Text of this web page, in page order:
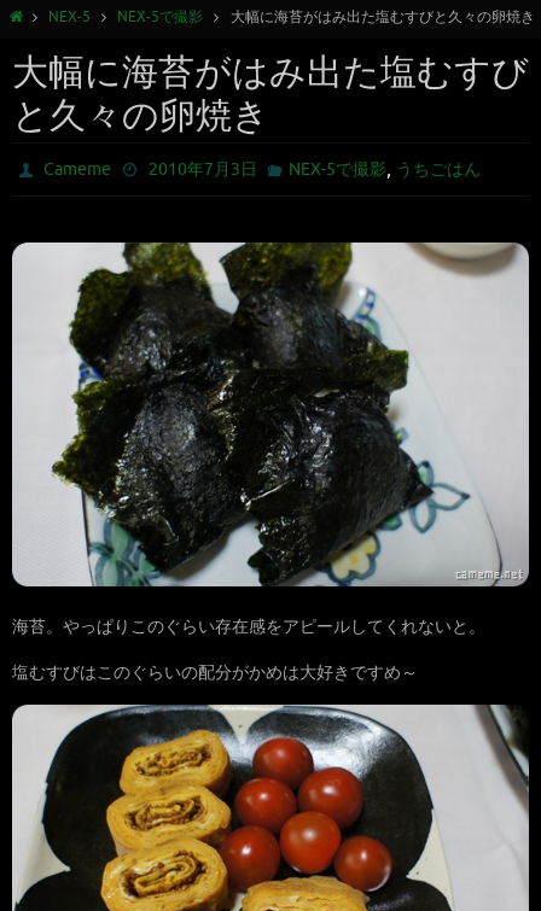
NEX-5 NEX-5で撮影 大幅に海苔がはみ出た塩むすびと久々の卵焼き
大幅に海苔がはみ出た塩むすび
と久々の卵焼き
Cameme 2010年7月3日 NEX-5で撮影, うちごはん
海苔。やっぱりこのぐらい存在感をアピールしてくれないと。
塩むすびはこのぐらいの配分がかめは大好きですめ～